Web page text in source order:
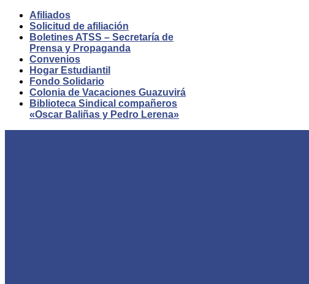
Afiliados
Solicitud de afiliación
Boletines ATSS – Secretaría de
Prensa y Propaganda
Convenios
Hogar Estudiantil
Fondo Solidario
Colonia de Vacaciones Guazuvirá
Biblioteca Sindical compañeros
«Oscar Baliñas y Pedro Lerena»